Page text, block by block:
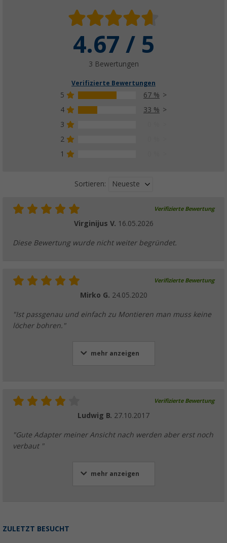
4.67 / 5
3 Bewertungen
Verifizierte Bewertungen
5
67 %
4
33 %
3
2
1
Sortieren: Neueste
Verifizierte Bewertung
Virginijus V. 16.05.2026
Diese Bewertung wurde nicht weiter begründet.
Verifizierte Bewertung
Mirko G. 24.05.2020
"Ist passgenau und einfach zu Montieren man muss keine
löcher bohren."
mehr anzeigen
Verifizierte Bewertung
Ludwig B. 27.10.2017
"Gute Adapter meiner Ansicht nach werden aber erst noch
verbaut "
mehr anzeigen
ZULETZT BESUCHT